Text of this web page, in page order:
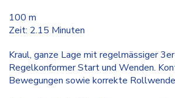
100 m
Zeit: 2.15 Minuten
Kraul, ganze Lage mit regelmässiger
Regelkonformer Start und Wenden.
Bewegungen sowie korrekte Rollwende